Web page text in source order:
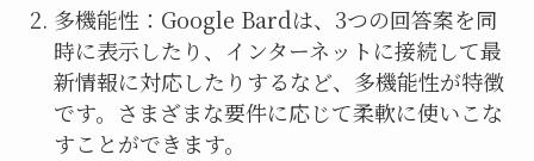
多機能性：Google Bardは、3つの回答案を同
時に表示したり、インターネットに接続して最
新情報に対応したりするなど、多機能性が特徴
です。さまざまな要件に応じて柔軟に使いこな
すことができます。